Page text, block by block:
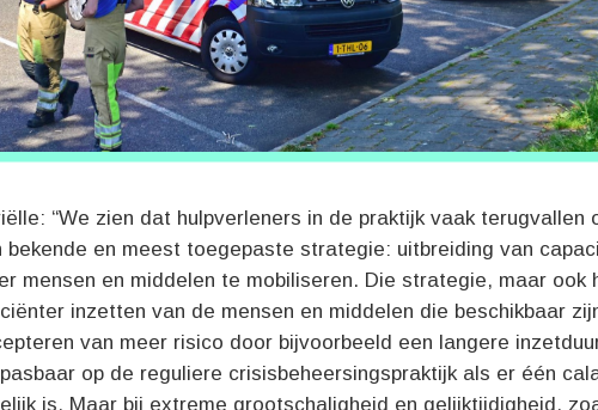
“We zien dat hulpverleners in de praktijk vaak terugvallen
bekende en meest toegepaste strategie: uitbreiding van
mensen en middelen te mobiliseren. Die strategie, maar ook
inzetten van de mensen en middelen die beschikbaar
van meer risico door bijvoorbeeld een langere
op de reguliere crisisbeheersingspraktijk als er één
is. Maar bij extreme grootschaligheid en gelijktijdigheid,